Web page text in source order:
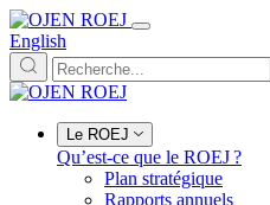
English
Le ROEJ
Qu’est-ce que le ROEJ ?
Plan stratégique
Rapports annuels